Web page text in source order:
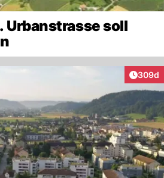
Urbanstrasse soll
309d